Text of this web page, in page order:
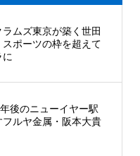
ムズ東京が築く世田
スポーツの枠を超えて
後のニューイヤー駅
ルヤ金属・阪本大貴